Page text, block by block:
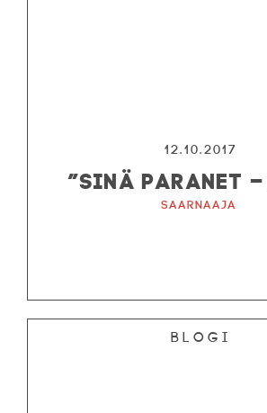
12.10.2017
”SINÄ PARANET
Saarnaaja
Blogi